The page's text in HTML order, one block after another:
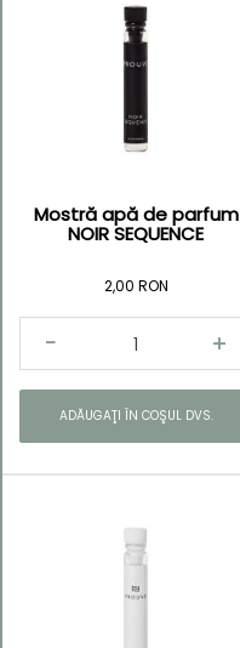
Mostră apă de parfum
NOIR SEQUENCE
2,00 RON
ADĂUGAŢI ÎN COŞUL DVS.